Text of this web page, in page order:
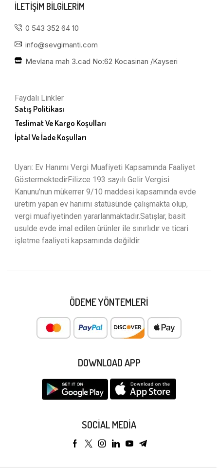
ILETIŞIM BILGILERIM
0 543 352 64 10
info@sevgimanti.com
Mevlana mah 3.cad No:62 Kocasinan /Kayseri
Faydalı Linkler
Satış Politikası
Teslimat Ve Kargo Koşulları
İptal Ve İade Koşulları
Uyarı: Ev Hanımı Vergi Muafiyeti Kapsamında Faaliyet
GöstermektedirFilizce 193 sayılı Gelir Vergisi
Kanunu’nun mükerrer 9/10 maddesi kapsamında evde
üretim yapan ev hanımı statüsünde çalışmakta olup,
vergi muafiyetinden yararlanmaktadır.Satışlar, basit
usulde evde imal edilen ürünler ile sınırlıdır ve ticari
işletme faaliyeti kapsamında değildir.
ÖDEME YÖNTEMLERI
DOWNLOAD APP
SOCIAL MEDIA